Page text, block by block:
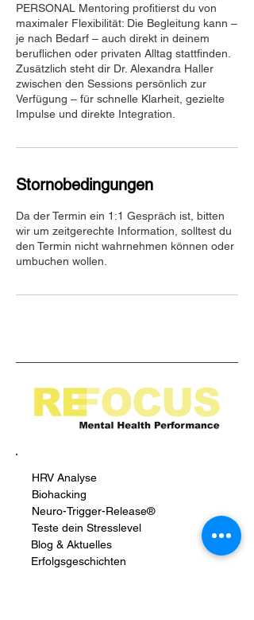
PERSONAL Mentoring profitierst du von
maximaler Flexibilität: Die Begleitung kann –
je nach Bedarf – auch direkt in deinem
beruflichen oder privaten Alltag stattfinden.
Zusätzlich steht dir Dr. Alexandra Haller
zwischen den Sessions persönlich zur
Verfügung – für schnelle Klarheit, gezielte
Impulse und direkte Integration.
Stornobedingungen
Da der Termin ein 1:1 Gespräch ist, bitten
wir um zeitgerechte Information, solltest du
den Termin nicht wahrnehmen können oder
umbuchen wollen.
HRV Analyse
Biohacking
Neuro-Trigger-Release®
Teste dein Stresslevel
Blog & Aktuelles
Erfolgsgeschichten